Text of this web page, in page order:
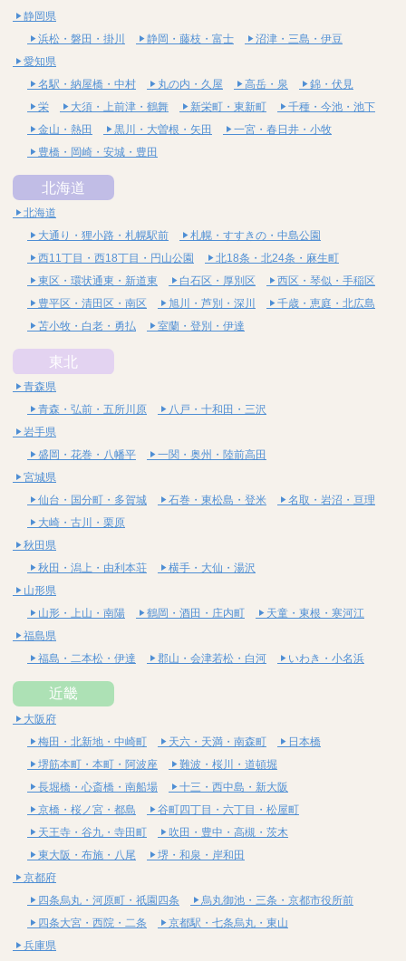
静岡県
浜松・磐田・掛川
静岡・藤枝・富士
沼津・三島・伊豆
愛知県
名駅・納屋橋・中村
丸の内・久屋 高岳・泉
錦・伏見
栄
大須・上前津・鶴舞 新栄町・東新町
千種・今池・池下
金山・熱田
黒川・大曽根・矢田
一宮・春日井・小牧
豊橋・岡崎・安城・豊田
北海道
北海道
大通り・狸小路・札幌駅前
札幌・すすきの・中島公園
西11丁目・西18丁目・円山公園
北18条・北24条・麻生町
東区・環状通東・新道東
白石区・厚別区
西区・琴似・手稲区
豊平区・清田区・南区
旭川・芦別・深川
千歳・恵庭・北広島
苫小牧・白老・勇払
室蘭・登別・伊達
東北
青森県
青森・弘前・五所川原
八戸・十和田・三沢
岩手県
盛岡・花巻・八幡平
一関・奥州・陸前高田
宮城県
仙台・国分町・多賀城
石巻・東松島・登米
名取・岩沼・亘理
大崎・古川・栗原
秋田県
秋田・潟上・由利本荘
横手・大仙・湯沢
山形県
山形・上山・南陽
鶴岡・酒田・庄内町
天童・東根・寒河江
福島県
福島・二本松・伊達
郡山・会津若松・白河 いわき・小名浜
近畿
大阪府
梅田・北新地・中崎町
天六・天満・南森町
日本橋
堺筋本町・本町・阿波座
難波・桜川・道頓堀
長堀橋・心斎橋・南船場
十三・西中島・新大阪
京橋・桜ノ宮・都島
谷町四丁目・六丁目・松屋町
天王寺・谷九・寺田町
吹田・豊中・高槻・茨木
東大阪・布施・八尾
堺・和泉・岸和田
京都府
四条烏丸・河原町・祇園四条
烏丸御池・三条・京都市役所前
四条大宮・西院・二条
京都駅・七条烏丸・東山
兵庫県